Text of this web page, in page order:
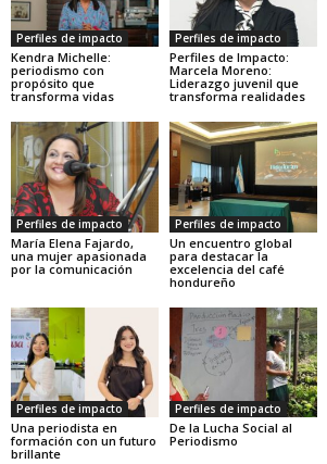
Perfiles de impacto
Kendra Michelle:
periodismo con
propósito que
transforma vidas
Perfiles de impacto
Perfiles de Impacto:
Marcela Moreno:
Liderazgo juvenil que
transforma realidades
Perfiles de impacto
María Elena Fajardo,
una mujer apasionada
por la comunicación
Perfiles de impacto
Un encuentro global
para destacar la
excelencia del café
hondureño
Perfiles de impacto
Una periodista en
formación con un futuro
brillante
Perfiles de impacto
De la Lucha Social al
Periodismo